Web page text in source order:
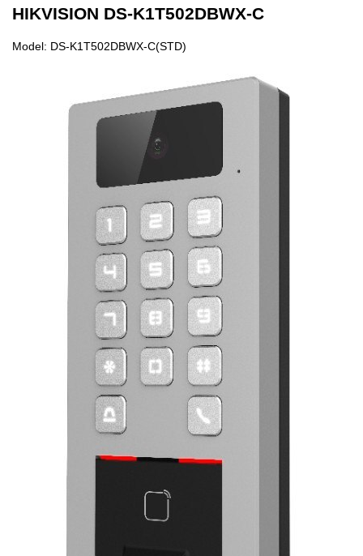
HIKVISION DS-K1T502DBWX-C
Model: DS-K1T502DBWX-C(STD)